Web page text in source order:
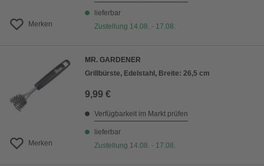
Merken
lieferbar
Zustellung 14.08. - 17.08.
Merken
MR. GARDENER
Grillbürste, Edelstahl, Breite: 26,5 cm
9,99 €
Verfügbarkeit im Markt prüfen
lieferbar
Zustellung 14.08. - 17.08.